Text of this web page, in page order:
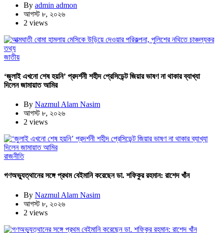
By admin admon
আগস্ট ৮, ২০২৬
2 views
জাতীয়
‘জুলাই এখনো শেষ হয়নি’ প্রদর্শনী শহীদ প্রেসিডেন্ট জিয়ার ভাষণ না থাকার ব্যাখ্যা
দিলেন জামায়াত আমির
By Nazmul Alam Nasim
আগস্ট ৮, ২০২৬
2 views
রাজনীতি
গণঅভ্যুত্থানের সঙ্গে প্রথম বেইমানি করেছেন ডা. শফিকুর রহমান: রাশেদ খাঁন
By Nazmul Alam Nasim
আগস্ট ৮, ২০২৬
2 views